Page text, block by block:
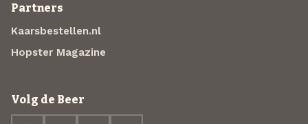
Partners
Kaarsbestellen.nl
Hopster Magazine
Volg de Beer